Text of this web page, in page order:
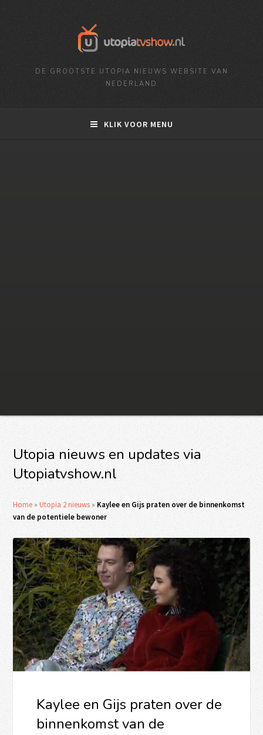
DE GROOTSTE UTOPIA NIEUWS WEBSITE VAN
NEDERLAND
KLIK VOOR MENU
Utopia nieuws en updates via
Utopiatvshow.nl
Home »Utopia 2 nieuws » Kaylee en Gijs praten over de binnenkomst
van de potentiele bewoner
Kaylee en Gijs praten over de
binnenkomst van de